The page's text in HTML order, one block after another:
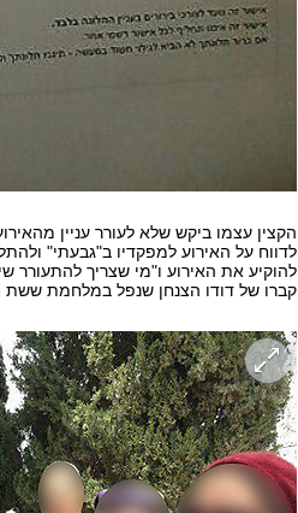
הקצין עצמו ביקש שלא לעורר עניין
לדווח על האירוע למפקדיו ב"גבעתי"
להוקיע את האירוע ו"מי שצריך להתעורר
קברו של דודו הצנחן שנפל במלחמת ששת